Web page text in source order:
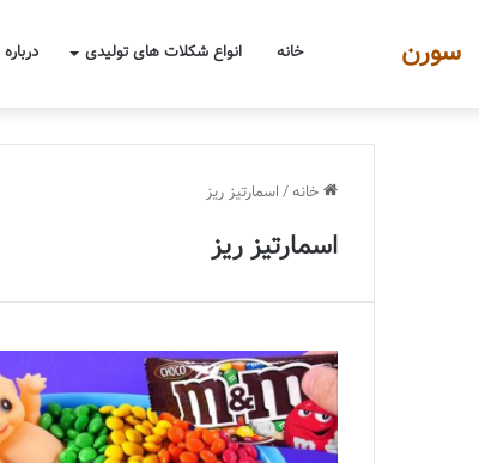
سورن خانه انواع شکلات های تولیدی
خانه/ اسمارتیز ریز
اسمارتیز ریز